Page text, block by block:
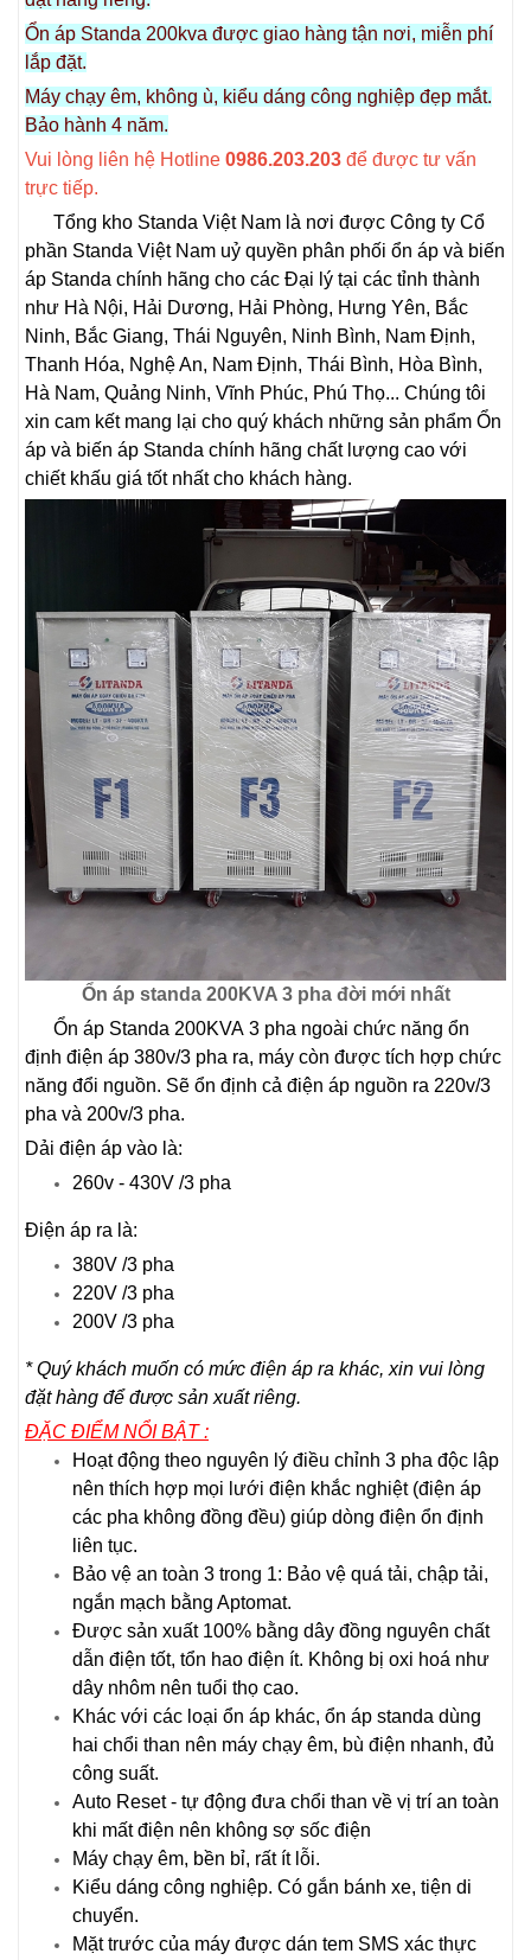
Ổn áp Standa 200kva được giao hàng tận nơi, miễn phí
lắp đặt.
Máy chạy êm, không ù, kiểu dáng công nghiệp đẹp mắt.
Bảo hành 4 năm.
Vui lòng liên hệ Hotline 0986.203.203 để được tư vấn
trực tiếp.
Tổng kho Standa Việt Nam là nơi được Công ty Cổ
phần Standa Việt Nam uỷ quyền phân phối ổn áp và biến
áp Standa chính hãng cho các Đại lý tại các tỉnh thành
như Hà Nội, Hải Dương, Hải Phòng, Hưng Yên, Bắc
Ninh, Bắc Giang, Thái Nguyên, Ninh Bình, Nam Định,
Thanh Hóa, Nghệ An, Nam Định, Thái Bình, Hòa Bình,
Hà Nam, Quảng Ninh, Vĩnh Phúc, Phú Thọ... Chúng tôi
xin cam kết mang lại cho quý khách những sản phẩm Ổn
áp và biến áp Standa chính hãng chất lượng cao với
chiết khấu giá tốt nhất cho khách hàng.
Ổn áp standa 200KVA 3 pha đời mới nhất
Ổn áp Standa 200KVA 3 pha ngoài chức năng ổn
định điện áp 380v/3 pha ra, máy còn được tích hợp chức
năng đổi nguồn. Sẽ ổn định cả điện áp nguồn ra 220v/3
pha và 200v/3 pha.
Dải điện áp vào là:
260v - 430V /3 pha
Điện áp ra là:
380V /3 pha
220V /3 pha
200V /3 pha
* Quý khách muốn có mức điện áp ra khác, xin vui lòng
đặt hàng để được sản xuất riêng.
ĐẶC ĐIỂM NỔI BẬT :
Hoạt động theo nguyên lý điều chỉnh 3 pha độc lập
nên thích hợp mọi lưới điện khắc nghiệt (điện áp
các pha không đồng đều) giúp dòng điện ổn định
liên tục.
Bảo vệ an toàn 3 trong 1: Bảo vệ quá tải, chập tải,
ngắn mạch bằng Aptomat.
Được sản xuất 100% bằng dây đồng nguyên chất
dẫn điện tốt, tổn hao điện ít. Không bị oxi hoá như
dây nhôm nên tuổi thọ cao.
Khác với các loại ổn áp khác, ổn áp standa dùng
hai chổi than nên máy chạy êm, bù điện nhanh, đủ
công suất.
Auto Reset - tự động đưa chổi than về vị trí an toàn
khi mất điện nên không sợ sốc điện
Máy chạy êm, bền bỉ, rất ít lỗi.
Kiểu dáng công nghiệp. Có gắn bánh xe, tiện di
chuyển.
Mặt trước của máy được dán tem SMS xác thực